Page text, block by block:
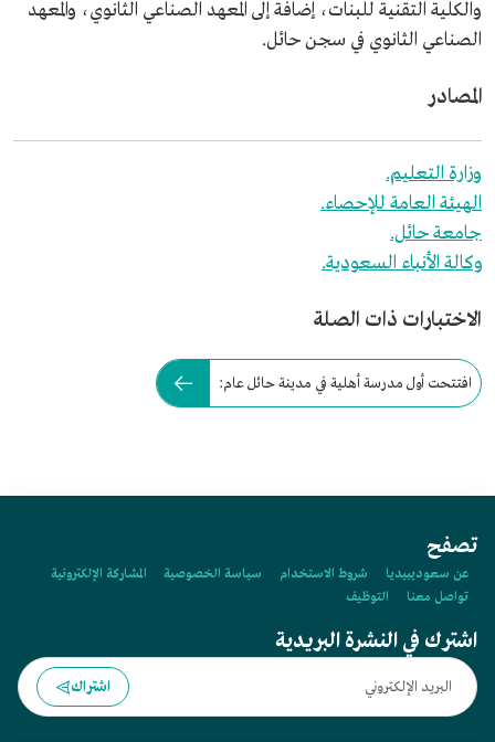
والكلية التقنية للبنات، إضافة إلى المعهد الصناعي الثانوي، والمعهد
الصناعي الثانوي في سجن حائل.
المصادر
وزارة التعليم.
الهيئة العامة للإحصاء.
جامعة حائل.
وكالة الأنباء السعودية.
الاختبارات ذات الصلة
افتتحت أول مدرسة أهلية في مدينة حائل عام:
تصفح
عن سعوديبيديا شروط الاستخدام سياسة الخصوصية
المشاركة الإلكترونية
تواصل معنا
التوظيف
اشترك في النشرة البريدية
اشتراك